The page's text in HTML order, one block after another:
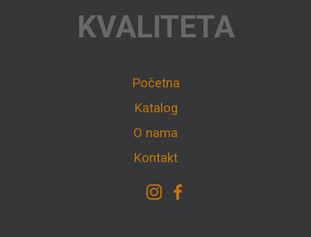
KVALITETA
Početna
Katalog
O nama
Kontakt